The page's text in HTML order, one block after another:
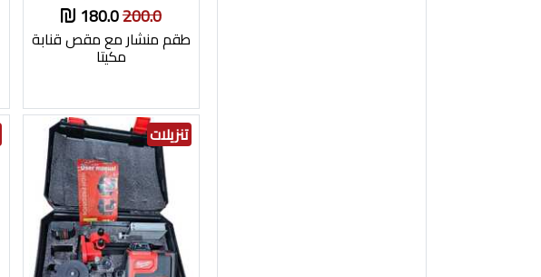
200.0
180.0
طقم منشار مع مقص قنابة
مكيتا
تنزيلات